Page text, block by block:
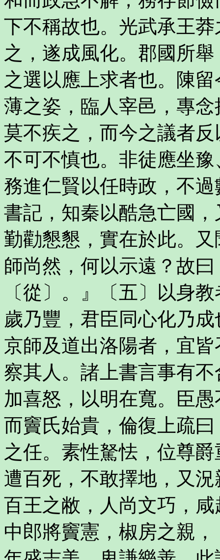
下不稱故也。光武承王
之，遂成風化。郡國所
之選以應上求者也。陳
薄之姿，臨人宰邑，專
莫不疾之，而今之議者
不可不慎也。非徒應坐
務進仁賢以任時政，不
書記，知秦以酷急亡國
勤勸懇懇，實在於此。
師尚然，何以示遠？故
〔從〕。』〔五〕以身
歲乃豐，君臣同心化乃
京師及道出洛陽者，宜
察其人。諸上書言事有
加喜怒，以明在寬。臣
而竇氏始貴，倫復上疏
之任。素性駑怯，位尊
遭百死，不敢擇地，又
百王之敝，人尚文巧，
中郎將竇憲，椒房之親